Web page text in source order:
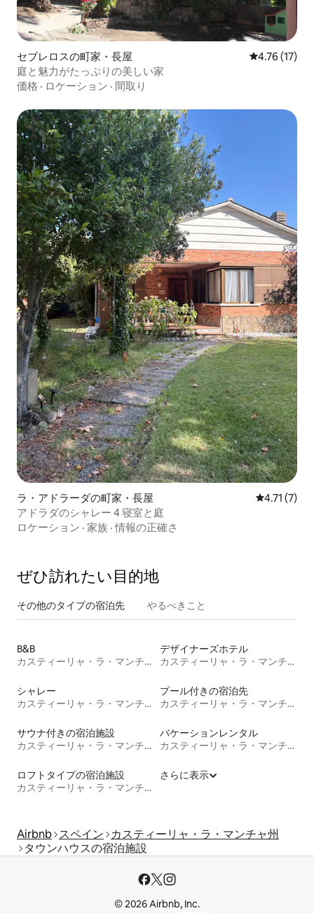
セブレロスの町家・長屋 レビュー17
4.76 (17)
庭と魅力がたっぷりの美しい家
価格 · ロケーション · 間取り
ラ・アドラーダの町家・長屋 レビュー7
4.71 (7)
アドラダのシャレー 4 寝室と庭
ロケーション · 家族 ·情報の正確さ
ぜひ訪⁠れ⁠た⁠い目⁠的⁠地
その他のタ⁠イ⁠プ⁠の宿⁠泊⁠先 やるべきこと
B&B
カスティーリャ・ラ・マンチャ州
デザイナーズホテル
カスティーリャ・ラ・マンチャ州
シャレー
カスティーリャ・ラ・マンチャ州
プール付きの宿泊先
カスティーリャ・ラ・マンチャ州
サウナ付きの宿泊施設
カスティーリャ・ラ・マンチャ州
バケーションレンタル
カスティーリャ・ラ・マンチャ州
ロフトタイプの宿泊施設
カスティーリャ・ラ・マンチャ州
さらに表示
Airbnb スペイン
カスティーリャ・ラ・マンチャ州
タウンハウスの宿泊施設
© 2026 Airbnb, Inc.